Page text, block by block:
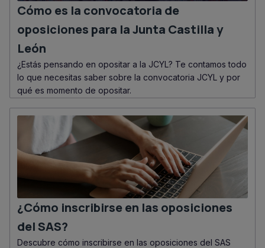
Cómo es la convocatoria de
oposiciones para la Junta Castilla y
León
¿Estás pensando en opositar a la JCYL? Te contamos todo
lo que necesitas saber sobre la convocatoria JCYL y por
qué es momento de opositar.
¿Cómo inscribirse en las oposiciones
del SAS?
Descubre cómo inscribirse en las oposiciones del SAS